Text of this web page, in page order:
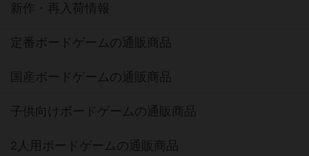
新作・再入荷情報
定番ボードゲームの通販商品
国産ボードゲームの通販商品
子供向けボードゲームの通販商品
2人用ボードゲームの通販商品